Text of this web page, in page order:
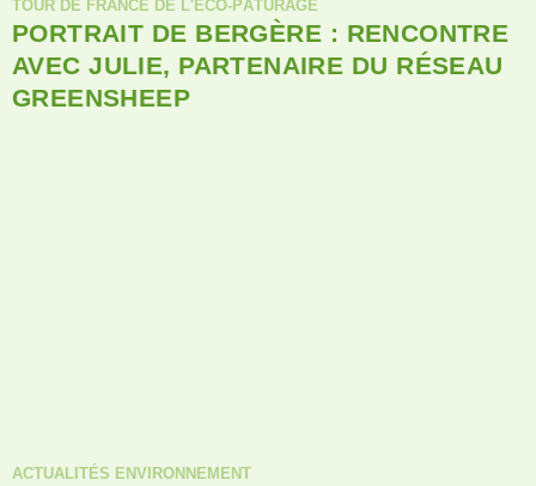
TOUR DE FRANCE DE L'ÉCO-PÂTURAGE
PORTRAIT DE BERGÈRE : RENCONTRE
AVEC JULIE, PARTENAIRE DU RÉSEAU
GREENSHEEP
ACTUALITÉS ENVIRONNEMENT